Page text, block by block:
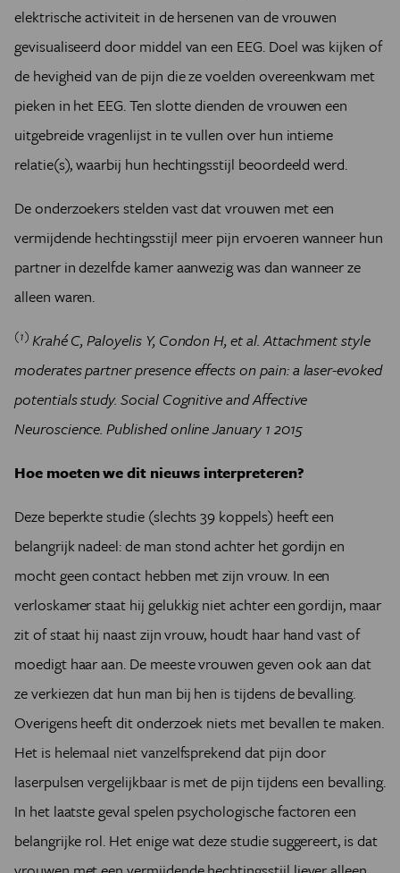
elektrische activiteit in de hersenen van de vrouwen
gevisualiseerd door middel van een EEG. Doel was kijken of
de hevigheid van de pijn die ze voelden overeenkwam met
pieken in het EEG. Ten slotte dienden de vrouwen een
uitgebreide vragenlijst in te vullen over hun intieme
relatie(s), waarbij hun hechtingsstijl beoordeeld werd.
De onderzoekers stelden vast dat vrouwen met een
vermijdende hechtingsstijl meer pijn ervoeren wanneer hun
partner in dezelfde kamer aanwezig was dan wanneer ze
alleen waren.
(1) Krahé C, Paloyelis Y, Condon H, et al. Attachment style
moderates partner presence effects on pain: a laser-evoked
potentials study. Social Cognitive and Affective
Neuroscience. Published online January 1 2015
Hoe moeten we dit nieuws interpreteren?
Deze beperkte studie (slechts 39 koppels) heeft een
belangrijk nadeel: de man stond achter het gordijn en
mocht geen contact hebben met zijn vrouw. In een
verloskamer staat hij gelukkig niet achter een gordijn, maar
zit of staat hij naast zijn vrouw, houdt haar hand vast of
moedigt haar aan. De meeste vrouwen geven ook aan dat
ze verkiezen dat hun man bij hen is tijdens de bevalling.
Overigens heeft dit onderzoek niets met bevallen te maken.
Het is helemaal niet vanzelfsprekend dat pijn door
laserpulsen vergelijkbaar is met de pijn tijdens een bevalling.
In het laatste geval spelen psychologische factoren een
belangrijke rol. Het enige wat deze studie suggereert, is dat